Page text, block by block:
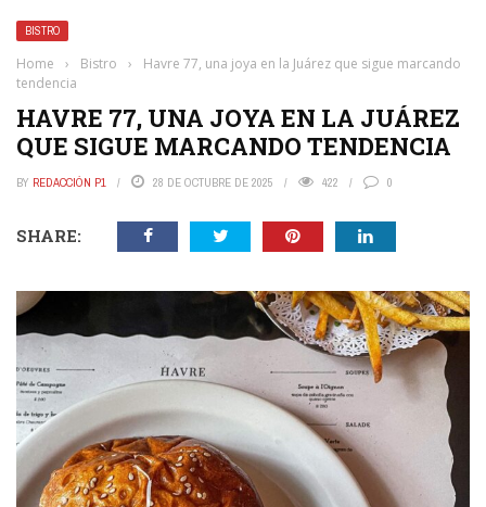
BISTRO
Home › Bistro ›
Havre 77, una joya en la Juárez que sigue marcando
tendencia
HAVRE 77, UNA JOYA EN LA JUÁREZ
QUE SIGUE MARCANDO TENDENCIA
BY REDACCIÓN P1 28 DE OCTUBRE DE 2025 422 0
SHARE: